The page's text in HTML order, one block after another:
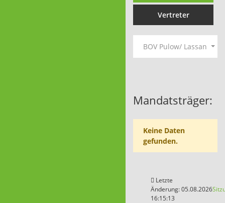
Vertreter
BOV Pulow/ Lassan
Mandatsträger:
Keine Daten
gefunden.
Letzte
Änderung: 05.08.2026
16:15:13